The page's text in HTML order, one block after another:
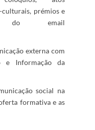
prémios e
do email
externa com
e Informação da
social na
formativa e as